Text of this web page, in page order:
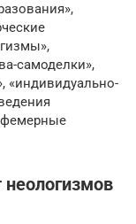
самоделки»,
«индивидуально-
неологизмов